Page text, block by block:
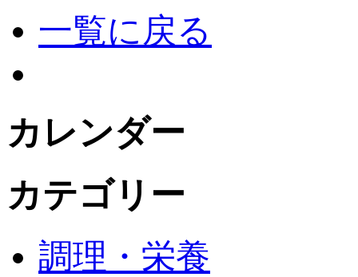
一覧に戻る
カレンダー
カテゴリー
調理・栄養